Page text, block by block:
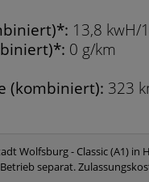
13,8 kwH/
0 g/km
(kombiniert): 323
Wolfsburg - Classic (A1) in
separat.